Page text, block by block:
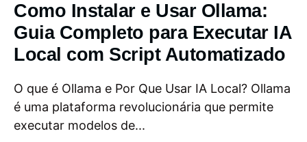
Como Instalar e Usar Ollama:
Guia Completo para Executar IA
Local com Script Automatizado
O que é Ollama e Por Que Usar IA Local? Ollama
é uma plataforma revolucionária que permite
executar modelos de...